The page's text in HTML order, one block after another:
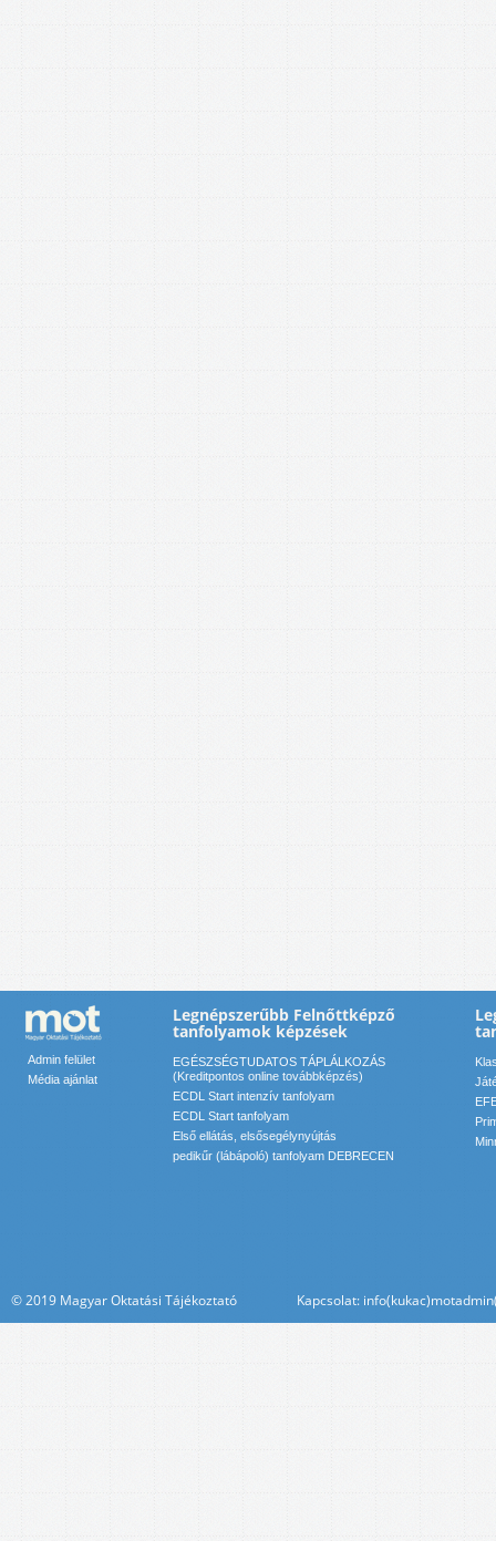
Admin felület
Média ajánlat
Legnépszerűbb Felnőttképző
tanfolyamok képzések
EGÉSZSÉGTUDATOS TÁPLÁLKOZÁS
(Kreditpontos online továbbképzés)
ECDL Start intenzív tanfolyam
ECDL Start tanfolyam
Első ellátás, elsősegélynyújtás
pedikűr (lábápoló) tanfolyam DEBRECEN
© 2019 Magyar Oktatási Tájékoztató Kapcsolat: